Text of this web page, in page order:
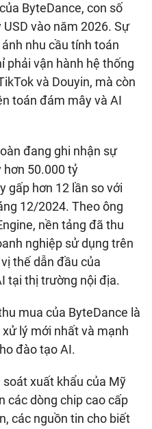
ByteDance, con số
USD vào năm 2026. Sự
nhu cầu tính toán
phải vận hành hệ thống
và Douyin, mà còn
toán đám mây và AI
đang ghi nhận sự
hơn 50.000 tỷ
gấp hơn 12 lần so với
12/2024. Theo ông
nền tảng đã thu
nghiệp sử dụng trên
thế dẫn đầu của
tại thị trường nội địa.
mua của ByteDance là
lý mới nhất và mạnh
đào tạo AI.
xuất khẩu của Mỹ
các dòng chip cao cấp
các nguồn tin cho biết